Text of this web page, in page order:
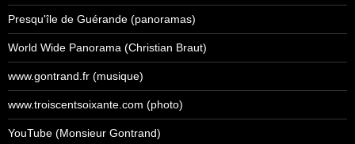
Presqu'île de Guérande (panoramas)
World Wide Panorama (Christian Braut)
www.gontrand.fr (musique)
www.troiscentsoixante.com (photo)
YouTube (Monsieur Gontrand)